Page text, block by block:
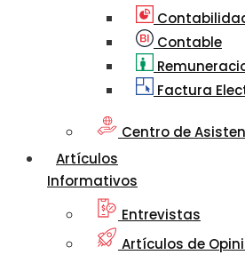
Contable
Factura
Centro de
Artículos
Informativos
Entrevistas
Artículos de